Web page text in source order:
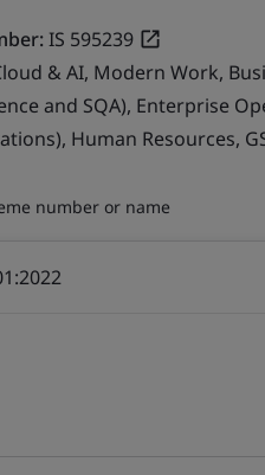
IS 595239
& AI, Modern Work,
and SQA), Enterprise
Human Resources,
number or name